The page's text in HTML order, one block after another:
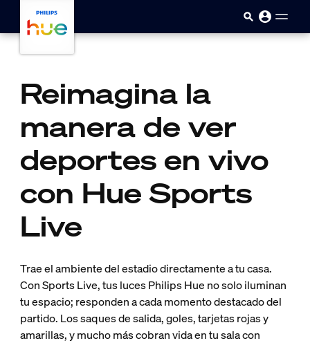
Saltar al contenido principal
Reimagina la
manera de ver
deportes en vivo
con Hue Sports
Live
Trae el ambiente del estadio directamente a tu casa.
Con Sports Live, tus luces Philips Hue no solo iluminan
tu espacio; responden a cada momento destacado del
partido. Los saques de salida, goles, tarjetas rojas y
amarillas, y mucho más cobran vida en tu sala con